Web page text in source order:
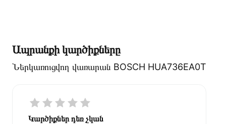
Ապրանքի կարծիքները
Ներկառուցվող վառարան BOSCH HUA736EA0T
Կարծիքներ դեռ չկան